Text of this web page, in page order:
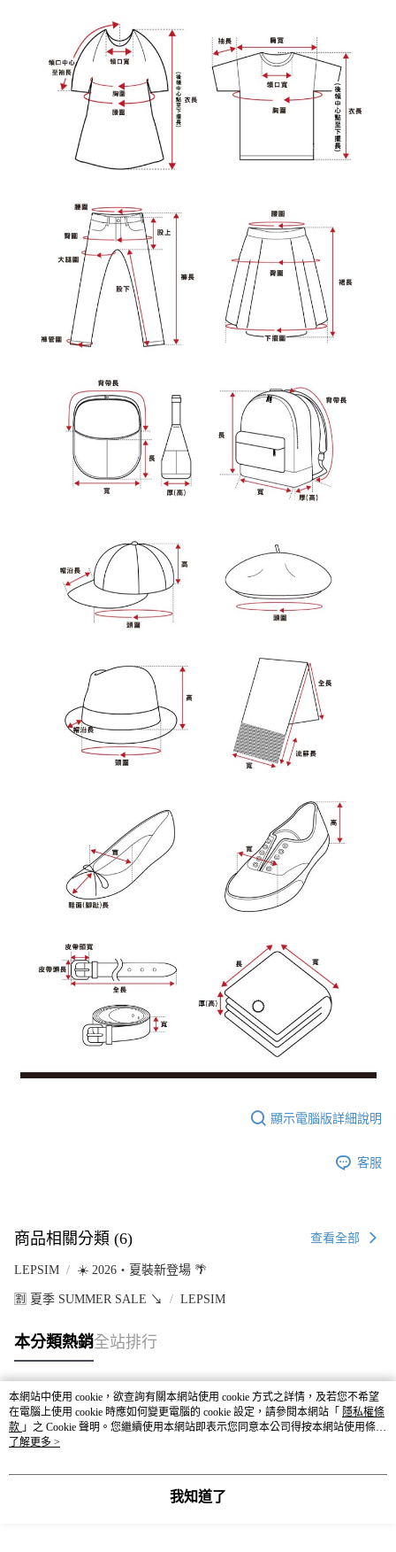
顯示電腦版詳細說明
客服
商品相關分類 (6) 查看全部
LEPSIM ☀️ 2026・夏裝新登場 🌴
🈹 夏季 SUMMER SALE ↘️ LEPSIM
本分類熱銷全站排行
熱門標籤
本網站中使用 cookie，欲查詢有關本網站使用 cookie 方式之詳情，及若您不希望
在電腦上使用 cookie 時應如何變更電腦的 cookie 設定，請參閱本網站「 隱私權條
款 」之 Cookie 聲明。您繼續使用本網站即表示您同意本公司得按本網站使用條款
之 Cookie 聲明使用 cookie。
了解更多 >
我知道了